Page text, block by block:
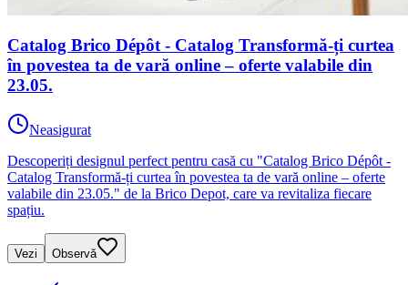
Catalog Brico Dépôt - Catalog Transformă-ți curtea
în povestea ta de vară online – oferte valabile din
23.05.
Neasigurat
Descoperiți designul perfect pentru casă cu "Catalog Brico Dépôt -
Catalog Transformă-ți curtea în povestea ta de vară online – oferte
valabile din 23.05." de la Brico Depot, care va revitaliza fiecare
spațiu.
Vezi Observă